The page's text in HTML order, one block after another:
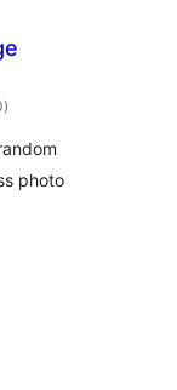
total
de
)
photo